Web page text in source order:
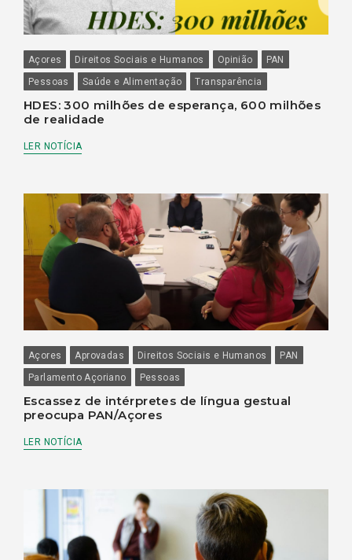
Açores Direitos Sociais e Humanos Opinião
PAN
Pessoas
Saúde e Alimentação Transparência
HDES: 300 milhões de esperança, 600 milhões
de realidade
LER NOTÍCIA
Açores Aprovadas Direitos Sociais e Humanos
PAN
Parlamento Açoriano
Pessoas
Escassez de intérpretes de língua gestual
preocupa PAN/Açores
LER NOTÍCIA